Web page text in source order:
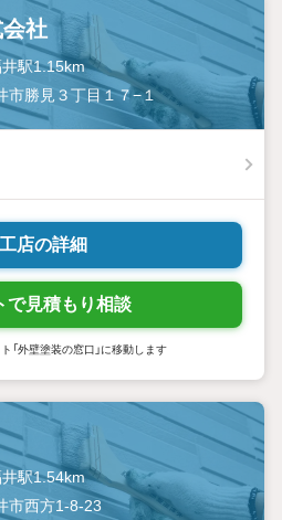
社
駅1.15km
市勝見３丁目１７−１
店の詳細
で見積もり相談
「外壁塗装の窓口」に移動します
駅1.54km
市西方1-8-23